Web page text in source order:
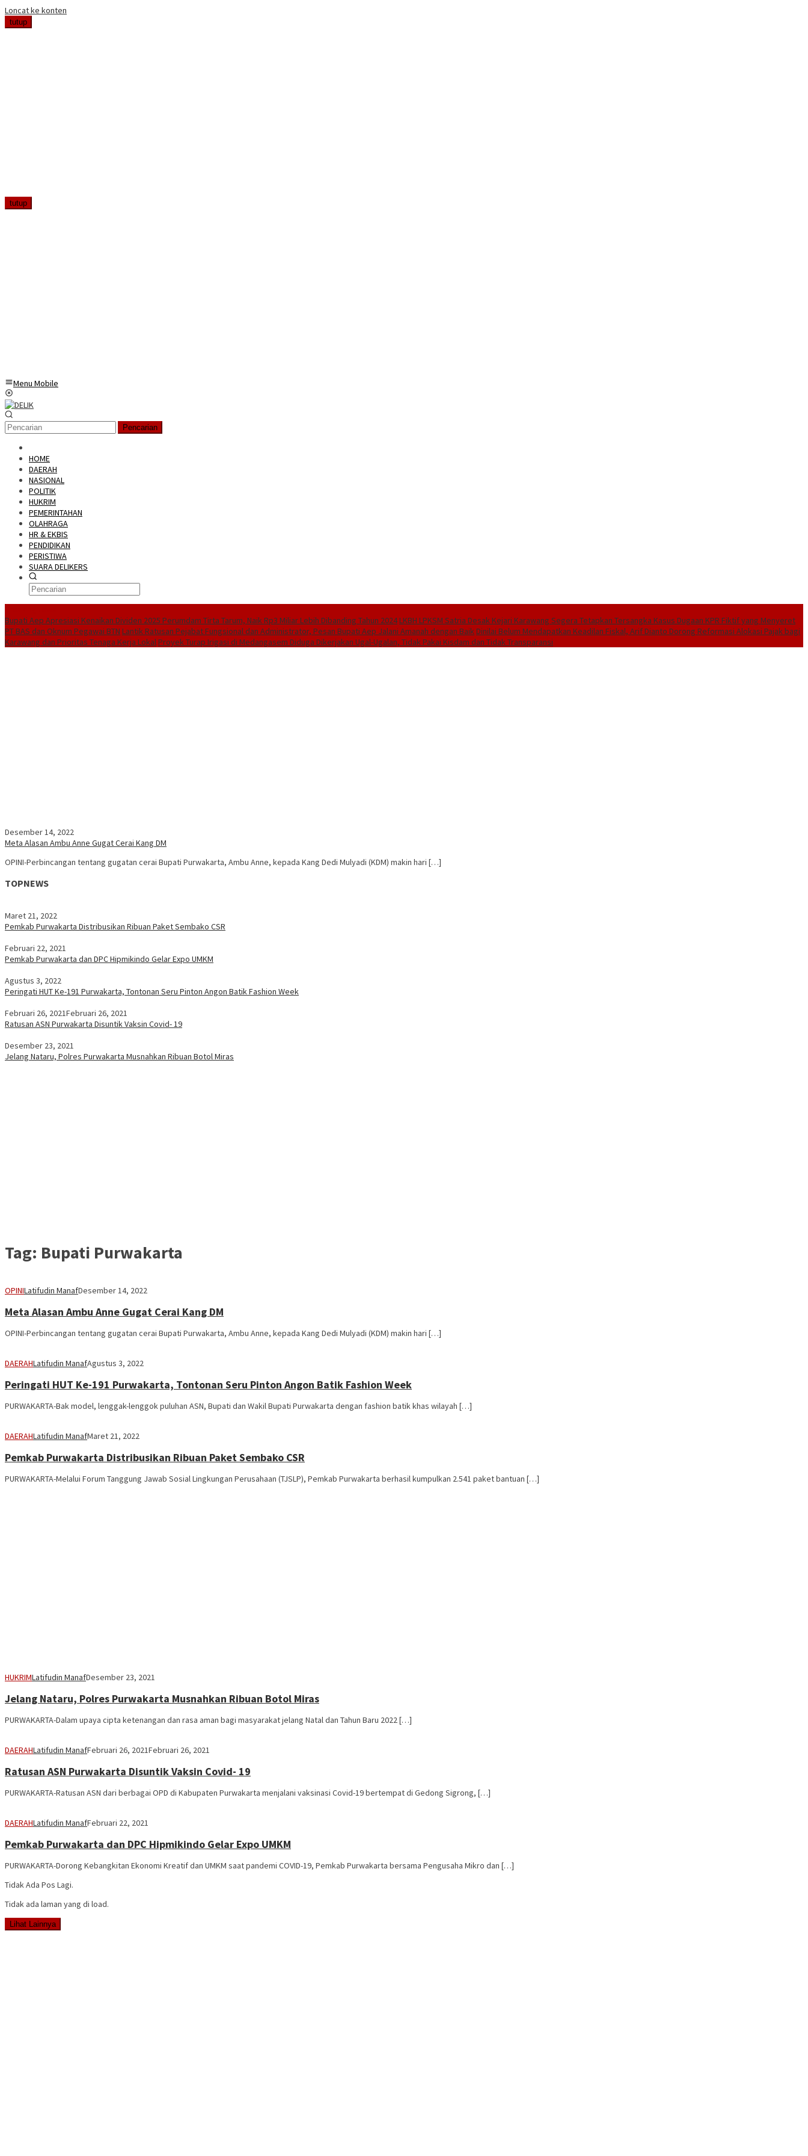
Loncat ke konten
tutup
tutup
Menu Mobile
Pencarian
HOME
DAERAH
NASIONAL
POLITIK
HUKRIM
PEMERINTAHAN
OLAHRAGA
HR & EKBIS
PENDIDIKAN
PERISTIWA
SUARA DELIKERS
Bupati Aep Apresiasi Kenaikan Dividen 2025 Perumdam Tirta Tarum, Naik Rp3 Miliar Lebih Dibanding Tahun 2024LKBH LPKSM Satria Desak Kejari Karawang Segera Tetapkan Tersangka Kasus Dugaan KPR Fiktif yang Menyeret
PT BAS dan Oknum Pegawai BTN Lantik Ratusan Pejabat Fungsional dan Administrator, Pesan Bupati Aep Jalani Amanah dengan BaikDinilai Belum Mendapatkan Keadilan Fiskal, Arif Dianto Dorong Reformasi Alokasi Pajak bagi
Karawang dan Prioritas Tenaga Kerja LokalProyek Turap Irigasi di Medangasem Diduga Dikerjakan Ugal-Ugalan, Tidak Pakai Kisdam dan Tidak Transparansi
Desember 14, 2022
Meta Alasan Ambu Anne Gugat Cerai Kang DM
OPINI-Perbincangan tentang gugatan cerai Bupati Purwakarta, Ambu Anne, kepada Kang Dedi Mulyadi (KDM) makin hari […]
TOPNEWS
Maret 21, 2022
Pemkab Purwakarta Distribusikan Ribuan Paket Sembako CSR
Februari 22, 2021
Pemkab Purwakarta dan DPC Hipmikindo Gelar Expo UMKM
Agustus 3, 2022
Peringati HUT Ke-191 Purwakarta, Tontonan Seru Pinton Angon Batik Fashion Week
Februari 26, 2021Februari 26, 2021
Ratusan ASN Purwakarta Disuntik Vaksin Covid- 19
Desember 23, 2021
Jelang Nataru, Polres Purwakarta Musnahkan Ribuan Botol Miras
Tag: Bupati Purwakarta
OPINILatifudin ManafDesember 14, 2022
Meta Alasan Ambu Anne Gugat Cerai Kang DM
OPINI-Perbincangan tentang gugatan cerai Bupati Purwakarta, Ambu Anne, kepada Kang Dedi Mulyadi (KDM) makin hari […]
DAERAHLatifudin ManafAgustus 3, 2022
Peringati HUT Ke-191 Purwakarta, Tontonan Seru Pinton Angon Batik Fashion Week
PURWAKARTA-Bak model, lenggak-lenggok puluhan ASN, Bupati dan Wakil Bupati Purwakarta dengan fashion batik khas wilayah […]
DAERAHLatifudin ManafMaret 21, 2022
Pemkab Purwakarta Distribusikan Ribuan Paket Sembako CSR
PURWAKARTA-Melalui Forum Tanggung Jawab Sosial Lingkungan Perusahaan (TJSLP), Pemkab Purwakarta berhasil kumpulkan 2.541 paket bantuan […]
HUKRIMLatifudin ManafDesember 23, 2021
Jelang Nataru, Polres Purwakarta Musnahkan Ribuan Botol Miras
PURWAKARTA-Dalam upaya cipta ketenangan dan rasa aman bagi masyarakat jelang Natal dan Tahun Baru 2022 […]
DAERAHLatifudin ManafFebruari 26, 2021Februari 26, 2021
Ratusan ASN Purwakarta Disuntik Vaksin Covid- 19
PURWAKARTA-Ratusan ASN dari berbagai OPD di Kabupaten Purwakarta menjalani vaksinasi Covid-19 bertempat di Gedong Sigrong, […]
DAERAHLatifudin ManafFebruari 22, 2021
Pemkab Purwakarta dan DPC Hipmikindo Gelar Expo UMKM
PURWAKARTA-Dorong Kebangkitan Ekonomi Kreatif dan UMKM saat pandemi COVID-19, Pemkab Purwakarta bersama Pengusaha Mikro dan […]
Tidak Ada Pos Lagi.
Tidak ada laman yang di load.
Lihat Lainnya